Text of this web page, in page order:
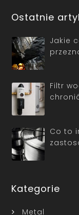
Ostatnie
Jakie
Filtr
Co to
Kategorie
Metal